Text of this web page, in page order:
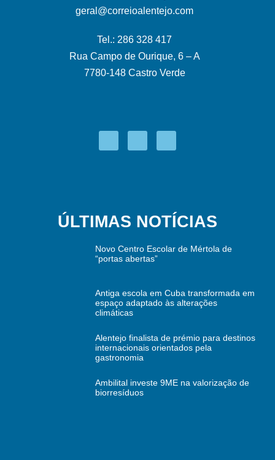
geral@correioalentejo.com
Tel.: 286 328 417
Rua Campo de Ourique, 6 – A
7780-148 Castro Verde
ÚLTIMAS NOTÍCIAS
Novo Centro Escolar de Mértola de
“portas abertas”
Antiga escola em Cuba transformada em
espaço adaptado às alterações
climáticas
Alentejo finalista de prémio para destinos
internacionais orientados pela
gastronomia
Ambilital investe 9ME na valorização de
biorresíduos